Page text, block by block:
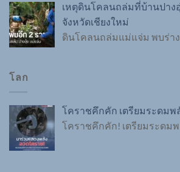
เหตุดินโคลนถล่มที่บ้านปาง
จังหวัดเชียงใหม่
ดินโคลนถล่มแม่แจ่ม พบร่าง
โลก
โคราชคึกคัก เตรียมระดมพ
โคราชคึกคัก! เตรียมระดม